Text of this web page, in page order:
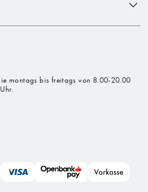
montags bis freitags von 8.00-20.00